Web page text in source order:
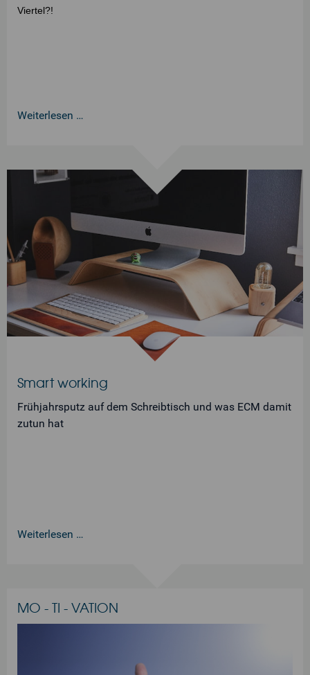
Viertel?!
Weiterlesen …
Smart working
Frühjahrsputz auf dem Schreibtisch und was ECM damit
zutun hat
Weiterlesen …
MO - TI - VATION